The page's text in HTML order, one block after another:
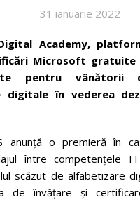
31 ianuarie 2022
Academy,
Microsoft gratuite
pentru vânătorii
digitale în vederea
anunță o premieră în
între competențele
scăzut de alfabetizare
de învățare și